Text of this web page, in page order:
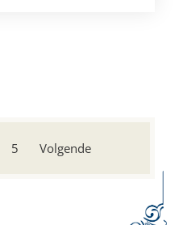
5 Volgende